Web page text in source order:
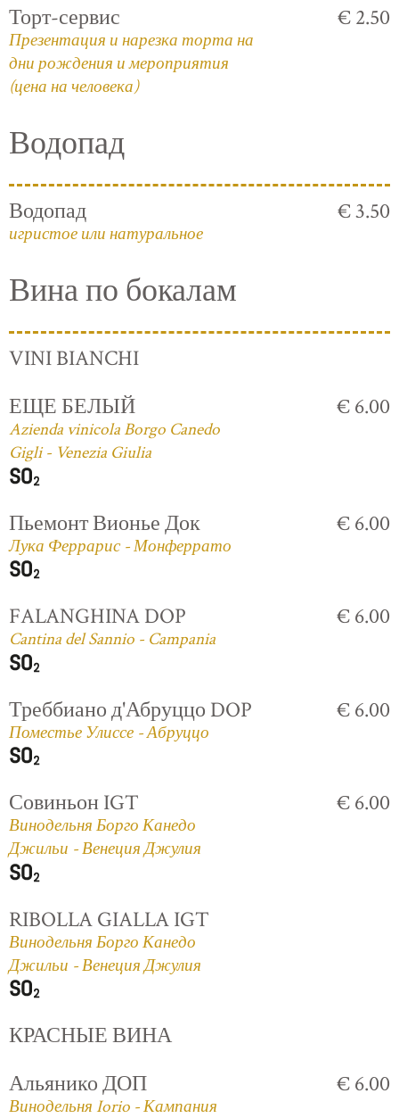
Торт-сервис
Презентация и нарезка торта на
дни рождения и мероприятия
(цена на человека)
€ 2.50
Водопад
Водопад
игристое или натуральное
€ 3.50
Вина по бокалам
VINI BIANCHI
ЕЩЕ БЕЛЫЙ
Azienda vinicola Borgo Canedo
Gigli - Venezia Giulia
€ 6.00
Пьемонт Вионье Док
Лука Феррарис - Монферрато
€ 6.00
FALANGHINA DOP
Cantina del Sannio - Campania
€ 6.00
Треббиано д'Абруццо DOP
Поместье Улиссе - Абруццо
€ 6.00
Совиньон IGT
Винодельня Борго Канедо
Джильи - Венеция Джулия
€ 6.00
RIBOLLA GIALLA IGT
Винодельня Борго Канедо
Джильи - Венеция Джулия
КРАСНЫЕ ВИНА
Альянико ДОП
Винодельня Iorio - Кампания
€ 6.00